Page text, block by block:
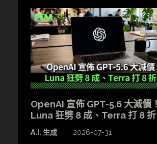
OpenAI 宣佈 GPT-5.6 大減價！
Luna 狂劈 8 成、Terra 打 8 折
A.I. 生成 2026-07-31